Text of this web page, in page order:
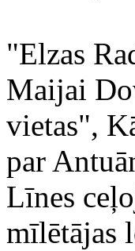
"Elzas
Maijai
vietas",
par
Līnes
mīlētājas